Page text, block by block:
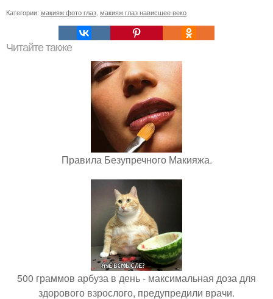
Категории: макияж фото глаз макияж глаз нависшее веко
Читайте также
Правила Безупречного Макияжа.
500 граммов арбуза в день - максимальная доза для
здорового взрослого, предупредили врачи.